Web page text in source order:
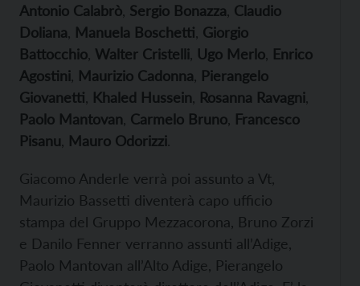
Antonio Calabrò Sergio Bonazza Claudio
Doliana Manuela Boschetti Giorgio
Battocchio Walter Cristelli Ugo Merlo Enrico
Agostini Maurizio Cadonna Pierangelo
Giovanetti Khaled Hussein Rosanna Ravagni
Paolo Mantovan Carmelo Bruno Francesco
Pisanu Mauro Odorizzi.
Giacomo Anderle verrà poi assunto a Vt,
Maurizio Bassetti diventerà capo ufficio
stampa del Gruppo Mezzacorona, Bruno Zorzi
e Danilo Fenner verranno assunti all’Adige,
Paolo Mantovan all’Alto Adige, Pierangelo